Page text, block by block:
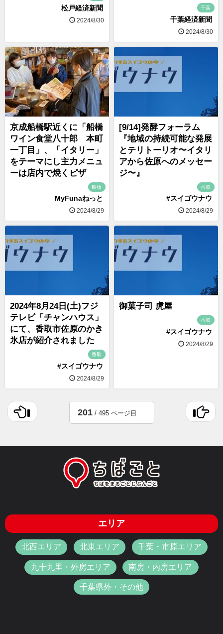
松戸経済新聞
2024/8/30
千葉
千葉経済新聞
2024/8/30
京成船橋駅近くに「船橋
ワイン食堂八十郎 本町
一丁目」、「イタリー」
をテーマにし主力メニュ
ーは店内で焼くピザ
船橋
MyFunaねっと
2024/8/29
[9/14]発酵フォーラム
『地域の持続可能な発展
とテリトーリオ〜イタリ
アから佐原へのメッセー
ジ〜』
香取
#スイゴウナウ
2024/8/29
2024年8月24日(土)フジ
テレビ「チャンハウス」
にて、香取市佐原のかき
氷店が紹介されました
香取
#スイゴウナウ
2024/8/29
御菓子司 虎屋
香取
#スイゴウナウ
2024/8/29
201/ 495 ページ目
エリア
北西エリア 北東エリア 千葉・市原エリア
九十九里・外房エリア 南房・内房エリア
千葉県外・その他